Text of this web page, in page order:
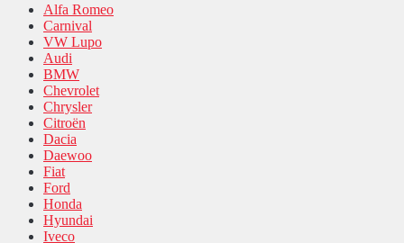
Alfa Romeo
Carnival
VW Lupo
Audi
BMW
Chevrolet
Chrysler
Citroën
Dacia
Daewoo
Fiat
Ford
Honda
Hyundai
Iveco